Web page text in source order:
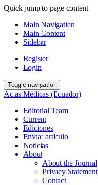
Quick jump to page content
Main Navigation
Main Content
Sidebar
Register
Login
Toggle navigation
Actas Médicas (Ecuador)
Editorial Team
Current
Ediciones
Enviar artículo
Noticias
About
About the Journal
Privacy Statement
Contact